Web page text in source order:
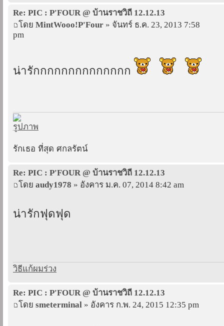
Re: PIC : P'FOUR @ บ้านราชวิถี 12.12.13
โดย MintWooo!P'Four » จันทร์ ธ.ค. 23, 2013 7:58
pm
น่ารักกกกกกกกกกกกกก
รักเธอ ที่สุด ศกลรัตน์
Re: PIC : P'FOUR @ บ้านราชวิถี 12.12.13
โดย audy1978 » อังคาร ม.ค. 07, 2014 8:42 am
น่ารักฟุดฟุด
วิธีแก้ผมร่วง
Re: PIC : P'FOUR @ บ้านราชวิถี 12.12.13
โดย smeterminal » อังคาร ก.พ. 24, 2015 12:35 pm